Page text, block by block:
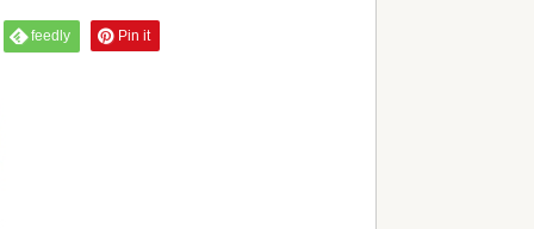
feedly Pin it